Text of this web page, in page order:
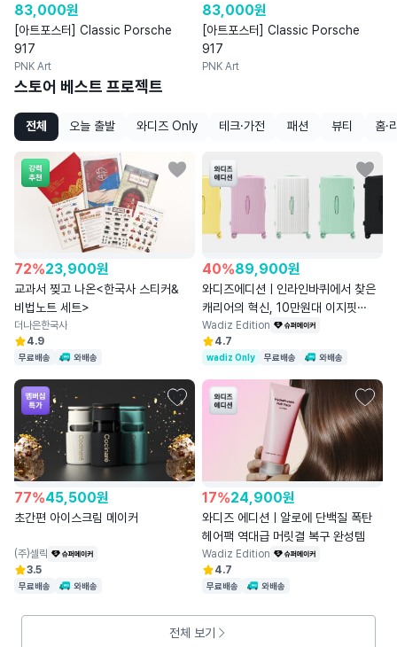
83,000원
[아트포스터] Classic Porsche
917
PNK Art
83,000원
[아트포스터] Classic Porsche
917
PNK Art
스토어 베스트 프로젝트
전체 오늘 출발 와디즈 Only 테크·가전 패션 뷰티 홈·
72%23,900원
교과서 찢고 나온<한국사 스티커&
비법노트 세트>
더나은한국사
4.9
무료배송 와배송
40%89,900원
와디즈에디션ㅣ인라인바퀴에서 찾은
캐리어의 혁신, 10만원대 이지핏
캐리어
Wadiz Edition
4.7
wadiz Only 무료배송 와배송
77%45,500원
초간편 아이스크림 메이커
(주)셀릭
3.5
무료배송 와배송
17%24,900원
와디즈 에디션ㅣ알로에 단백질 폭탄
헤어팩 역대급 머릿결 복구 완성템
Wadiz Edition
4.7
무료배송 와배송
전체 보기